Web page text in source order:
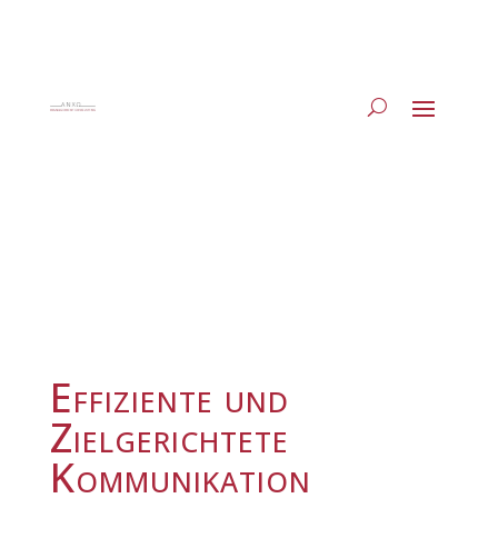
Effiziente und
Zielgerichtete
Kommunikation